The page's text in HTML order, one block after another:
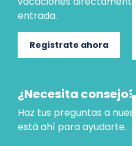
entrada.
Regístrate ahora
¿Necesita consejo?
Haz tus preguntas a
está ahí para ayudarte.